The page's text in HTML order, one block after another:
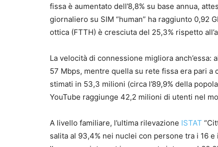
fissa è aumentato dell’8,8% su base annua,
giornaliero su SIM “human” ha raggiunto 0,92
ottica (FTTH) è cresciuta del 25,3% rispetto
La velocità di connessione migliora
57 Mbps, mentre quella su rete fissa era pari
stimati in 53,3 milioni (circa l’89,9% della
YouTube raggiunge 42,2 milioni di utenti nel
A livello familiare, l’ultima rilevazione ISTAT
salita al 93,4% nei nuclei con persone tra i 16